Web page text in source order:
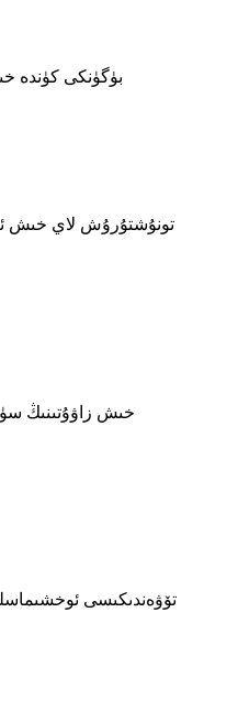
بۈگۈنكى كۈندە
تونۇشتۇرۇش لاي خىش
خىش زاۋۇتىنىڭ
تۆۋەندىكىسى